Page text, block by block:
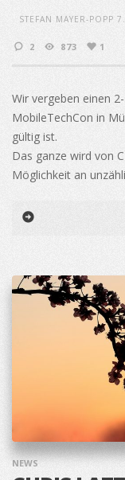
STEFAN MAYER-POPP
2 873 1
Wir vergeben einen
MobileTechCon in
gültig ist.
Das ganze wird von
Möglichkeit an
NEWS